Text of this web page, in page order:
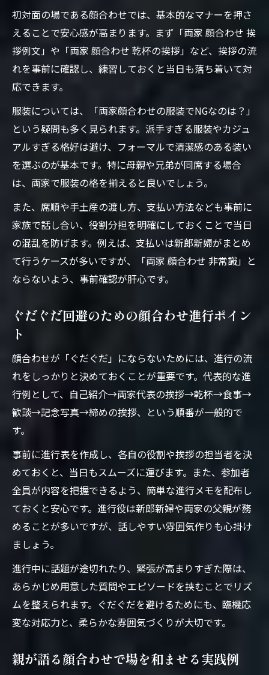
初対面の場である顔合わせでは、基本的なマナーを押さ
えることで安心感が高まります。まず「両家 顔合わせ 挨
拶例文」や「両家 顔合わせ 乾杯の挨拶」など、挨拶の流
れを事前に確認し、練習しておくと当日も落ち着いて対
応できます。
服装については、「両家顔合わせの服装でNGなのは？」
という疑問も多く見られます。派手すぎる服装やカジュ
アルすぎる格好は避け、フォーマルで清潔感のある装い
を選ぶのが基本です。特に母親や兄弟が同席する場合
は、両家で服装の格を揃えると良いでしょう。
また、席順や手土産の渡し方、支払い方法なども事前に
家族で話し合い、役割分担を明確にしておくことで当日
の混乱を防げます。例えば、支払いは新郎新婦がまとめ
て行うケースが多いですが、「両家 顔合わせ 非常識」と
ならないよう、事前確認が肝心です。
ぐだぐだ回避のための顔合わせ進行ポイン
ト
顔合わせが「ぐだぐだ」にならないためには、進行の流
れをしっかりと決めておくことが重要です。代表的な進
行例として、自己紹介→両家代表の挨拶→乾杯→食事→
歓談→記念写真→締めの挨拶、という順番が一般的で
す。
事前に進行表を作成し、各自の役割や挨拶の担当者を決
めておくと、当日もスムーズに運びます。また、参加者
全員が内容を把握できるよう、簡単な進行メモを配布し
ておくと安心です。進行役は新郎新婦や両家の父親が務
めることが多いですが、話しやすい雰囲気作りも心掛け
ましょう。
進行中に話題が途切れたり、緊張が高まりすぎた際は、
あらかじめ用意した質問やエピソードを挟むことでリズ
ムを整えられます。ぐだぐだを避けるためにも、臨機応
変な対応力と、柔らかな雰囲気づくりが大切です。
親が語る顔合わせで場を和ませる実践例